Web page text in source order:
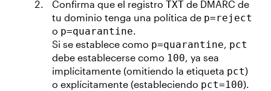
Confirma que el registro TXT de DMARC de
tu dominio tenga una política de p=reject
o p=quarantine
Si se establece como p=quarantine pct
debe establecerse como 100 , ya sea
implícitamente (omitiendo la etiqueta pct)
o explícitamente (estableciendo pct=100).